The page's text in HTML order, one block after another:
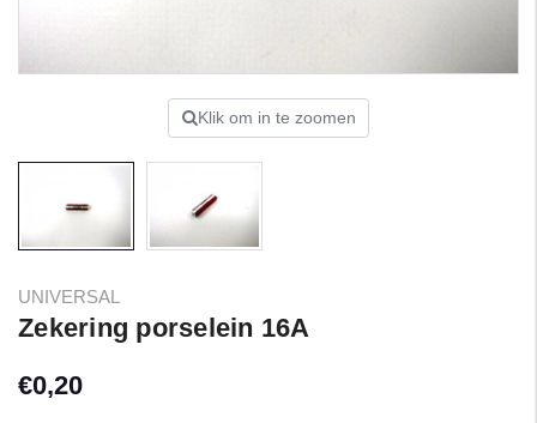
Klik om in te zoomen
UNIVERSAL
Zekering porselein 16A
€0,20